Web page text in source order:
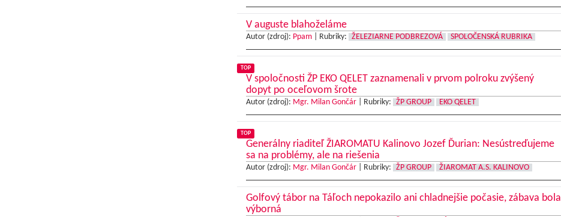
V auguste blahoželáme
Autor (zdroj): Ppam| Rubriky: ŽELEZIARNE PODBREZOVÁ SPOLOČENSKÁ RUBRIKA
TOP
V spoločnosti ŽP EKO QELET zaznamenali v prvom polroku zvýšený
dopyt po oceľovom šrote
Autor (zdroj): Mgr. Milan Gončár| Rubriky: ŽP GROUP EKO QELET
TOP
Generálny riaditeľ ŽIAROMATU Kalinovo Jozef Ďurian: Nesústreďujeme
sa na problémy, ale na riešenia
Autor (zdroj): Mgr. Milan Gončár| Rubriky: ŽP GROUP ŽIAROMAT A.S. KALINOVO
Golfový tábor na Táľoch nepokazilo ani chladnejšie počasie, zábava bola
výborná